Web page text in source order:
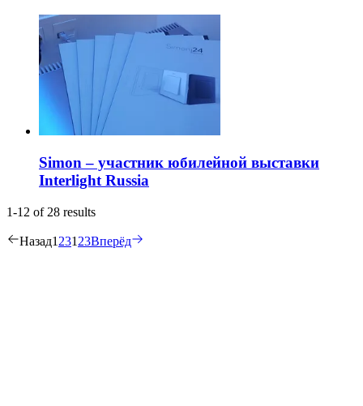
Simon – участник юбилейной выставки
Interlight Russia
1-12 of 28 results
Назад1 231 23Вперёд